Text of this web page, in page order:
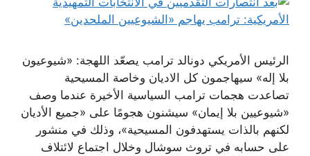
الرئيس الأمريكي دونالد ترامب يصعّد اللهجة: «شيوعيون
بلا إله» سيهاجمون كل الاديان وخاصة المسيحية
تصاعدت هجمات ترامب السياسية الأخيرة عندما وصف
«شيوعيين بلا إيمان» سيشنون هجومًا على «جميع الأديان
لكنهم بالذات يستهدفون المسيحية»، وذلك في منشور
على حسابه في تروث سوشال وخلال اجتماع لائتلاف